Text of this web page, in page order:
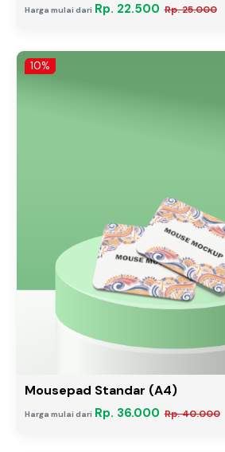
Harga mulai dari Rp. 22.500 Rp. 25.000
10%
Mousepad Standar (A4)
Harga mulai dari Rp. 36.000 Rp. 40.000